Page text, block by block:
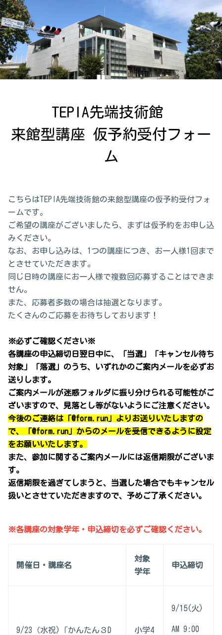
TEPIA先端技術館
来館型講座 仮予約受付フォー
ム
こちらはTEPIA先端技術館の来館型講座の仮予約受付フォ
ームです。
ご希望の講座がございましたら、まずは仮予約をお申し込
みください。
なお、お申し込みは、1つの講座につき、お一人様1回まで
とさせていただきます。
同じ日時の講座にお一人様で複数回応募することはできま
せん。
また、応募者多数の場合は抽選となります。
たくさんのご応募をお待ちしております！
※必ずご確認ください※
各講座の申込締切日翌日中に、
「当選」「キャンセル待ち
対象」「落選」のうち、
いずれかのご案内メールを必ずお
送りします。
ご案内メールが迷惑フォルダに振り分けられる可能性がご
ざいますので、見落とし等がないようにご注意ください。
今後のご連絡は「@form.run」よりお送りいたしますの
で、
「@form.run」 からのメールを受信できるように設定
をお願いいたします。
また、参加に関するご案内メールには返信期限がございま
す。
返信期限を過ぎてしまうと、当選した場合でもキャンセル
扱いとさせていただきますので、予めご了承ください。
※各講座の対象学年・申込締切を必ずご確認ください。
開催日・講座名
対象
学年
申込締切
9/23（水祝)「かんたん３D
小学4
9/15(火)
AM 9:00